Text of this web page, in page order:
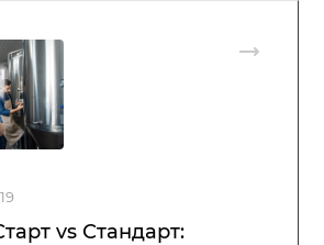
vs Стандарт: